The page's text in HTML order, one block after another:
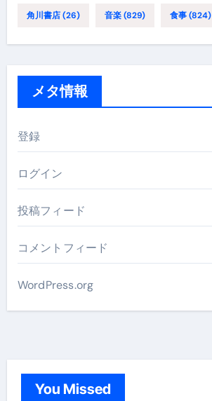
角川書店(26) 音楽(829) 食事(824)
メタ情報
登録
ログイン
投稿フィード
コメントフィード
WordPress.org
You Missed